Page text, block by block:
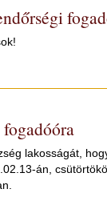
lakosságát,
án,